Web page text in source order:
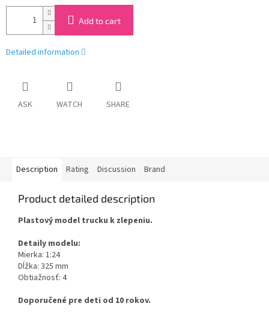
Add to cart
Detailed information
ASK WATCH SHARE
Description Rating Discussion Brand
Product detailed description
Plastový model trucku k zlepeniu.
Detaily modelu:
Mierka: 1:24
Dĺžka: 325 mm
Obtiažnosť: 4
Doporučené pre deti od 10 rokov.